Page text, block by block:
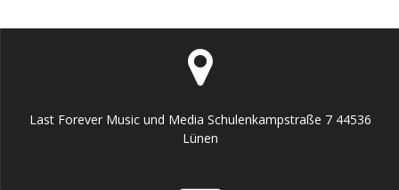
Last Forever Music und Media Schulenkampstraße 7 44536
Lünen